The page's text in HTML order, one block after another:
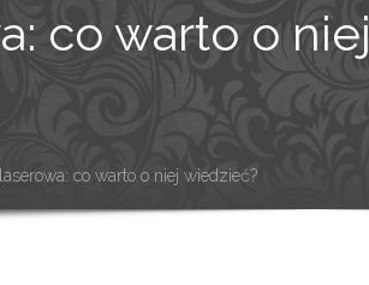
co warto o niej
co warto o niej wiedzieć?